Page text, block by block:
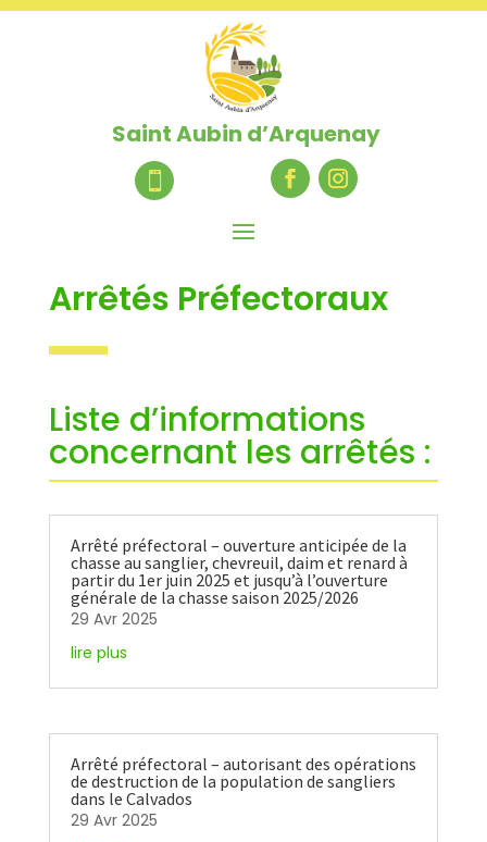
Saint Aubin d’Arquenay

Arrêtés Préfectoraux
Liste d’informations
concernant les arrêtés :
Arrêté préfectoral – ouverture anticipée de la
chasse au sanglier, chevreuil, daim et renard à
partir du 1er juin 2025 et jusqu’à l’ouverture
générale de la chasse saison 2025/2026
29 Avr 2025
lire plus
Arrêté préfectoral – autorisant des opérations
de destruction de la population de sangliers
dans le Calvados
29 Avr 2025